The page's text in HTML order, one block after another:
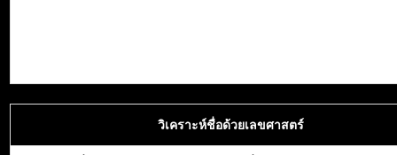
วิเคราะห์ชื่อด้วยเลขศาสตร์